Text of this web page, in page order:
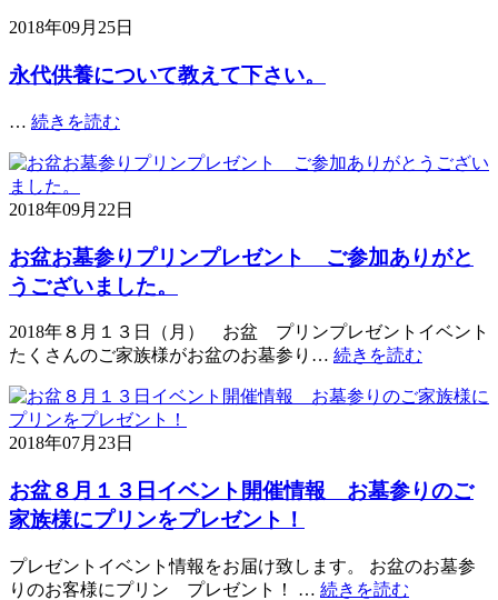
2018年09月25日
永代供養について教えて下さい。
… 続きを読む
2018年09月22日
お盆お墓参りプリンプレゼント ご参加ありがと
うございました。
2018年８月１３日（月） お盆 プリンプレゼントイベント
たくさんのご家族様がお盆のお墓参り… 続きを読む
2018年07月23日
お盆８月１３日イベント開催情報 お墓参りのご
家族様にプリンをプレゼント！
プレゼントイベント情報をお届け致します。 お盆のお墓参
りのお客様にプリン プレゼント！ … 続きを読む